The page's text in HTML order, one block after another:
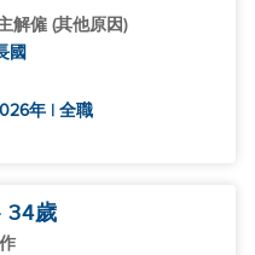
解僱 (其他原因)
國
年 | 全職
34歲